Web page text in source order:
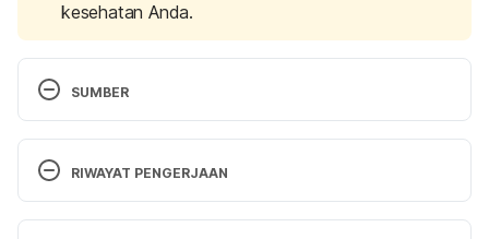
kesehatan Anda.
SUMBER
What is Hemophilia? | CDC. (2020). Retrieved 25
https://www.cdc.gov/ncbddd/hemophilia/facts.html
RIWAYAT PENGERJAAN